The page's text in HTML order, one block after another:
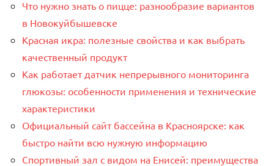
Что нужно знать о пицце: разнообразие вариантов
в Новокуйбышевске
Красная икра: полезные свойства и как выбрать
качественный продукт
Как работает датчик непрерывного мониторинга
глюкозы: особенности применения и технические
характеристики
Официальный сайт бассейна в Красноярске: как
быстро найти всю нужную информацию
Спортивный зал с видом на Енисей: преимущества